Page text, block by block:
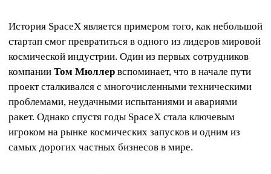
История SpaceX является примером того, как небольшой
стартап смог превратиться в одного из лидеров мировой
космической индустрии. Один из первых сотрудников
компании Том Мюллер вспоминает, что в начале пути
проект сталкивался с многочисленными техническими
проблемами, неудачными испытаниями и авариями
ракет. Однако спустя годы SpaceX стала ключевым
игроком на рынке космических запусков и одним из
самых дорогих частных бизнесов в мире.